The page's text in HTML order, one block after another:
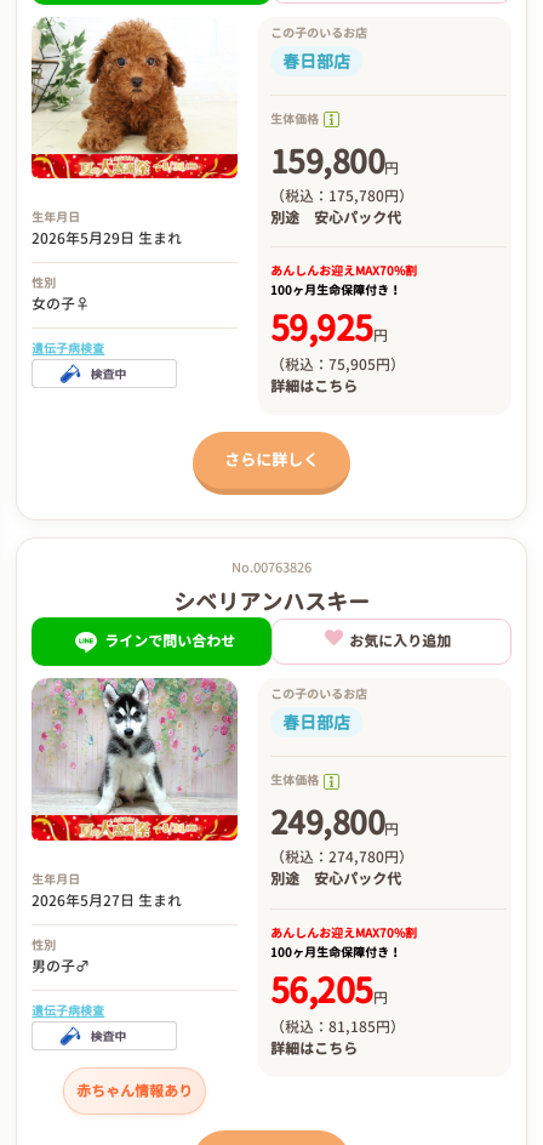
生年月日
2026年5月29日 生まれ
性別
女の子♀
遺伝子病検査
この子のいるお店
春日部店
生体価格
159,800円
（税込：175,780円）
別途 安心パック代
あんしんお迎えMAX70%割
100ヶ月生命保障付き！
59,925円
（税込：75,905円）
詳細はこちら
さらに詳しく
No.00763826
シベリアンハスキー
ラインで問い合わせ お気に入り追加
生年月日
2026年5月27日 生まれ
性別
男の子♂
遺伝子病検査
赤ちゃん情報あり
この子のいるお店
春日部店
生体価格
249,800円
（税込：274,780円）
別途 安心パック代
あんしんお迎えMAX70%割
100ヶ月生命保障付き！
56,205円
（税込：81,185円）
詳細はこちら